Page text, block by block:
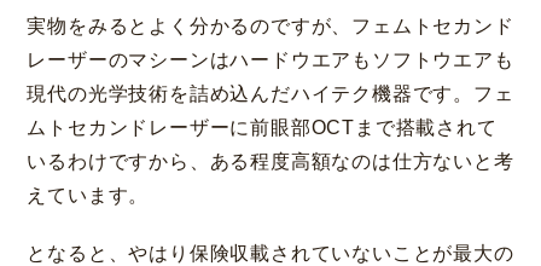
実物をみるとよく分かるのですが、フェムトセカンド
レーザーのマシーンはハードウエアもソフトウエアも
現代の光学技術を詰め込んだハイテク機器です。フェ
ムトセカンドレーザーに前眼部OCTまで搭載されて
いるわけですから、ある程度高額なのは仕方ないと考
えています。
となると、やはり保険収載されていないことが最大の